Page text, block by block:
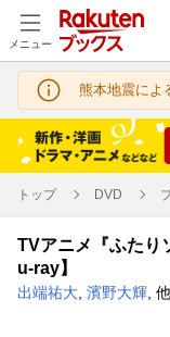
メニュー
熊本地震によ
トップ DVD
TVアニメ『ふたり
u-ray】
出端祐大 濱野大輝 , 他